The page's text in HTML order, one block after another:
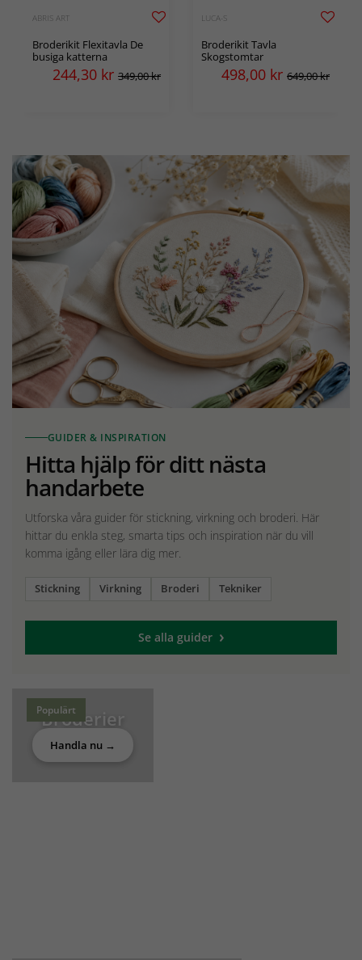
ABRIS ART
Broderikit Flexitavla De
busiga katterna
244,30 kr 349,00 kr
LUCA-S
Broderikit Tavla
Skogstomtar
498,00 kr 649,00 kr
GUIDER & INSPIRATION
Hitta hjälp för ditt nästa
handarbete
Utforska våra guider för stickning, virkning och broderi. Här
hittar du enkla steg, smarta tips och inspiration när du vill
komma igång eller lära dig mer.
Stickning Virkning Broderi Tekniker
Se alla guider
Populärt
Broderier
Handla nu →